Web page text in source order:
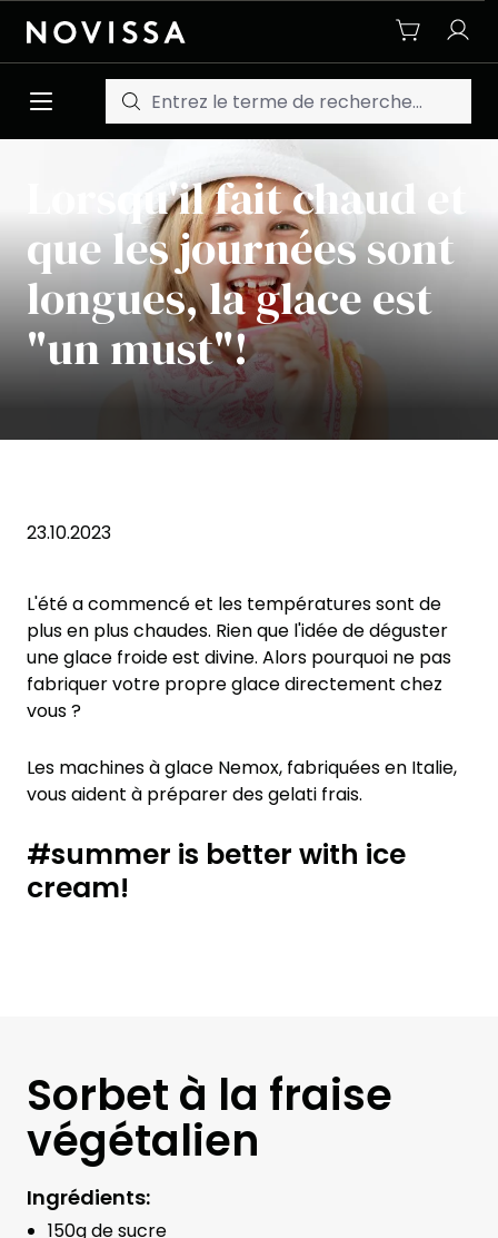
Passer au contenu principal
Lorsqu'il fait chaud et
que les journées sont
longues, la glace est
"un must"!
23.10.2023
L'été a commencé et les températures sont de
plus en plus chaudes. Rien que l'idée de déguster
une glace froide est divine. Alors pourquoi ne pas
fabriquer votre propre glace directement chez
vous ?
Les machines à glace Nemox, fabriquées en Italie,
vous aident à préparer des gelati frais.
#summer is better with ice
cream!
Sorbet à la fraise
végétalien
Ingrédients:
150g de sucre